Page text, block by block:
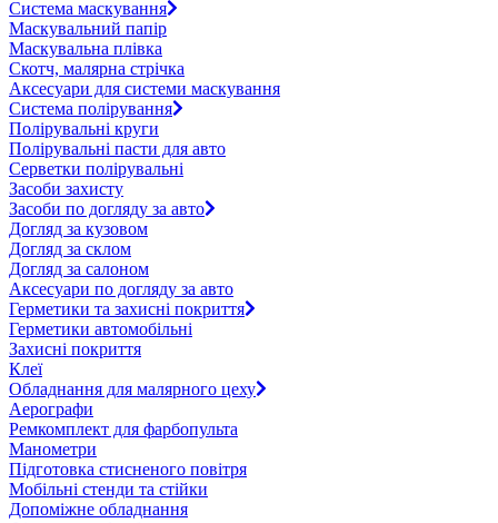
Система маскування
Маскувальний папір
Маскувальна плівка
Скотч, малярна стрічка
Аксесуари для системи маскування
Система полірування
Полірувальні круги
Полірувальні пасти для авто
Серветки полірувальні
Засоби захисту
Засоби по догляду за авто
Догляд за кузовом
Догляд за склом
Догляд за салоном
Аксесуари по догляду за авто
Герметики та захисні покриття
Герметики автомобільні
Захисні покриття
Клеї
Обладнання для малярного цеху
Аерографи
Ремкомплект для фарбопульта
Манометри
Підготовка стисненого повітря
Мобільні стенди та стійки
Допоміжне обладнання